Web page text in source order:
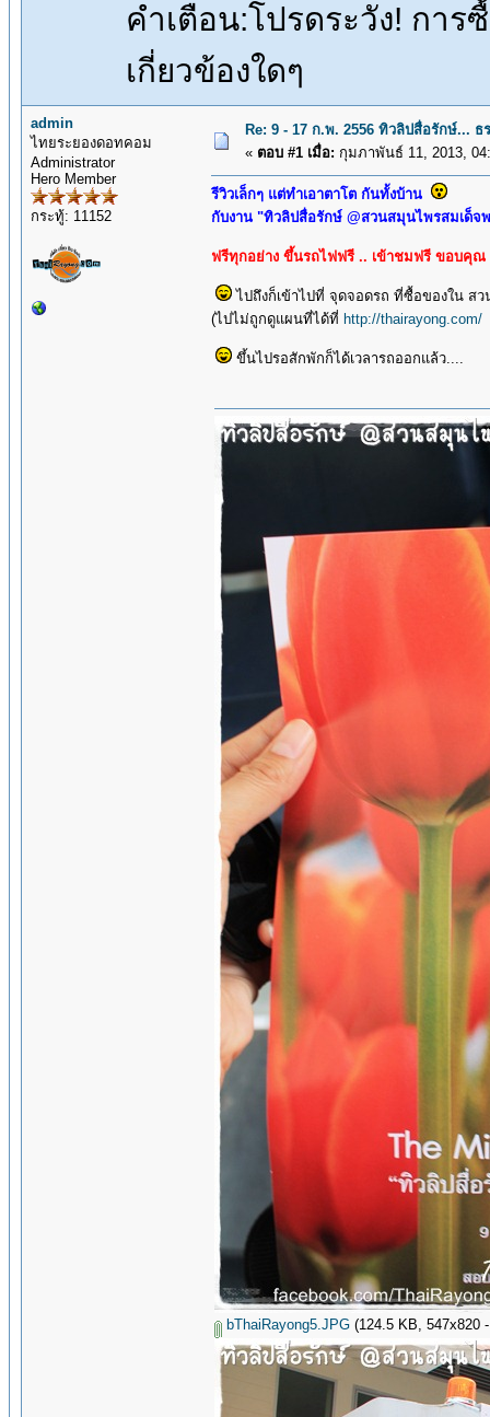
คำเตือน:โปรดระวัง! การ
เกี่ยวข้องใดๆ
admin
ไทยระยองดอทคอม
Administrator
Hero Member
กระทู้: 11152
Re: 9 - 17 ก.พ. 2556 ทิวลิปสื่อรักษ์...
« ตอบ #1 เมื่อ: กุมภาพันธ์ 11, 2013,
รีวิวเล็กๆ แต่ทำเอาตาโต กันทั้งบ้าน
กับงาน "ทิวลิปสื่อรักษ์ @สวนสมุนไพรสมเด็จ
ฟรีทุกอย่าง ขึ้นรถไฟฟรี .. เข้าชมฟรี ขอบคุณ
ไปถึงก็เข้าไปที่ จุดจอดรถ ที่ซื้อของใน ส
(ไปไม่ถูกดูแผนที่ได้ที่ http://thairayong.com/
ขึ้นไปรอสักพักก็ได้เวลารถออกแล้ว....
bThaiRayong5.JPG (124.5 KB, 547x820